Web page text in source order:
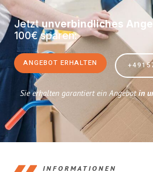
Jetztunverbindliches
100€ sparen:
ANGEBOT ERHALTEN
Sie erhalten garantiert ein Angebotin
INFORMATIONEN